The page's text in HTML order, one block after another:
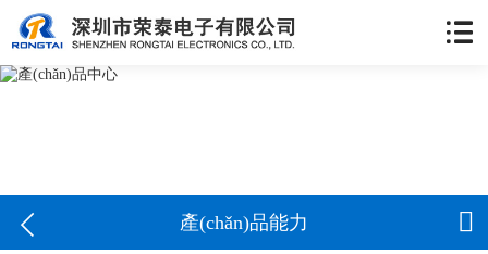
 產(chǎn)品能力 